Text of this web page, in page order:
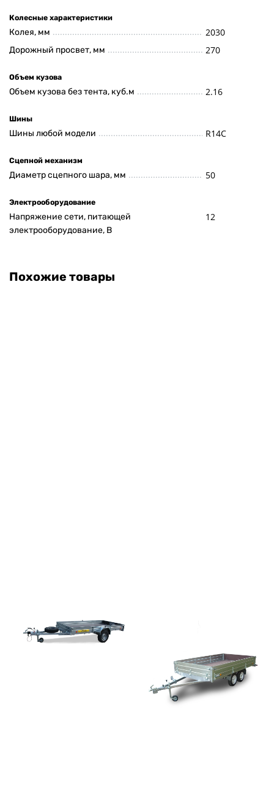
Колесные характеристики
Колея, мм 2030
Дорожный просвет, мм 270
Объем кузова
Объем кузова без тента, куб.м 2.16
Шины
Шины любой модели R14C
Сцепной механизм
Диаметр сцепного шара, мм 50
Электрооборудование
Напряжение сети, питающей
электрооборудование, В
12
Похожие товары